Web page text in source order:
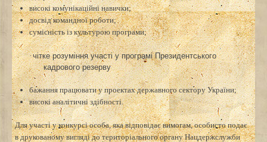
високі комунікаційні навички;
досвід командної роботи;
сумісність із культурою програми;
·чітке розуміння участі у програмі Президентського
кадрового резерву
бажання працювати у проектах державного сектору України;
високі аналітичні здібності.
Для участі у конкурсі особа, яка відповідає вимогам, особисто подає
в друкованому вигляді до територіального органу Нацдержслужби